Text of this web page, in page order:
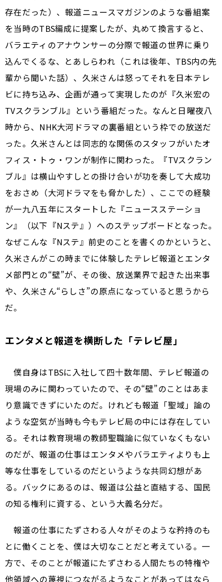
存在だった）、報道ニュースマガジンのような番組案
を当時のTBS編成に提案したが、丸めて換言すると、
バラエティのアナウンサーの分際で報道の世界に乗り
込んでくるな、とあしらわれ（これは後年、TBS内の先
輩から聞いた話）、久米さんは怒ってそれを日本テレ
ビに持ち込み、企画が通って実現したのが『久米宏の
TVスクランブル』という番組だった。なんと日曜夜八
時から、NHK大河ドラマの裏番組という枠での放送だ
った。久米さんとは同志的な関係のスタッフがいたオ
フィス・トゥ・ワンが制作に関わった。『TVスクラン
ブル』は横山やすしとの掛け合いが功を奏して大成功
をおさめ（大河ドラマをも脅かした）、ここでの経験
が一九八五年にスタートした『ニュースステーショ
ン』（以下『Nステ』）へのステップボードとなった。
なぜこんな『Nステ』前史のことを書くのかというと、
久米さんがこの時までに体験したテレビ報道とエンタ
メ部門との“壁”が、その後、放送業界で起きた出来事
や、久米さん“らしさ”の原点になっていると思うから
だ。
エンタメと報道を横断した「テレビ屋」
僕自身はTBSに入社して四十数年間、テレビ報道の
現場のみに関わっていたので、その“壁”のことはあま
り意識できずにいたのだ。けれども報道「聖域」論の
ような空気が当時も今もテレビ局の中には存在してい
る。それは教育現場の教師聖職論に似ていなくもない
のだが、報道の仕事はエンタメやバラエティよりも上
等な仕事をしているのだというような共同幻想があ
る。バックにあるのは、報道は公益と直結する、国民
の知る権利に資する、という大義名分だ。
報道の仕事にたずさわる人々がそのような矜持のも
とに働くことを、僕は大切なことだと考えている。一
方で、そのことが報道にたずさわる人間たちの特権や
他領域への蔑視につながるようなことがあってはなら